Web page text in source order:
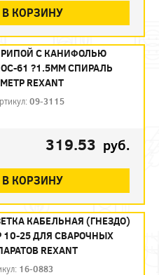
В КОРЗИНУ
С КАНИФОЛЬЮ
61 ?1.5ММ СПИРАЛЬ
REXANT
09-3115
319.53 руб.
В КОРЗИНУ
КАБЕЛЬНАЯ (ГНЕЗДО)
10-25 ДЛЯ СВАРОЧНЫХ
REXANT
16-0883